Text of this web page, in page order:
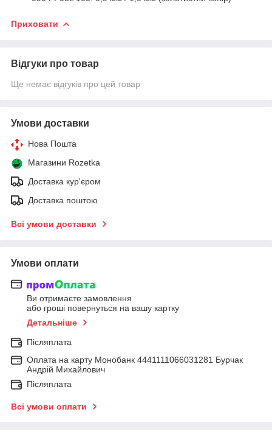
Приховати
Відгуки про товар
Ще немає відгуків про цей товар
Умови доставки
Нова Пошта
Магазини Rozetka
Доставка кур'єром
Доставка поштою
Всі умови доставки
Умови оплати
Ви отримаєте замовлення
або гроші повернуться на вашу картку
Детальніше
Післяплата
Оплата на карту Монобанк 4441111066031281 Бурчак
Андрій Михайлович
Післяплата
Всі умови оплати